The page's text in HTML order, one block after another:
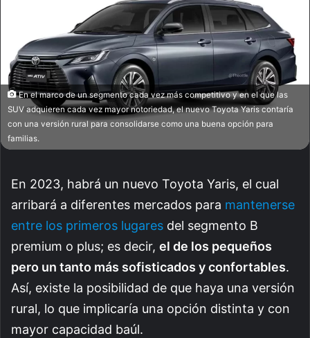
En el marco de un segmento cada vez más competitivo y en el que las
SUV adquieren cada vez mayor notoriedad, el nuevo Toyota Yaris contaría
con una versión rural para consolidarse como una buena opción para
familias.
En 2023, habrá un nuevo Toyota Yaris, el cual
arribará a diferentes mercados para mantenerse
entre los primeros lugares del segmento B
premium o plus; es decir, el de los pequeños
pero un tanto más sofisticados y confortables.
Así, existe la posibilidad de que haya una versión
rural, lo que implicaría una opción distinta y con
mayor capacidad baúl.